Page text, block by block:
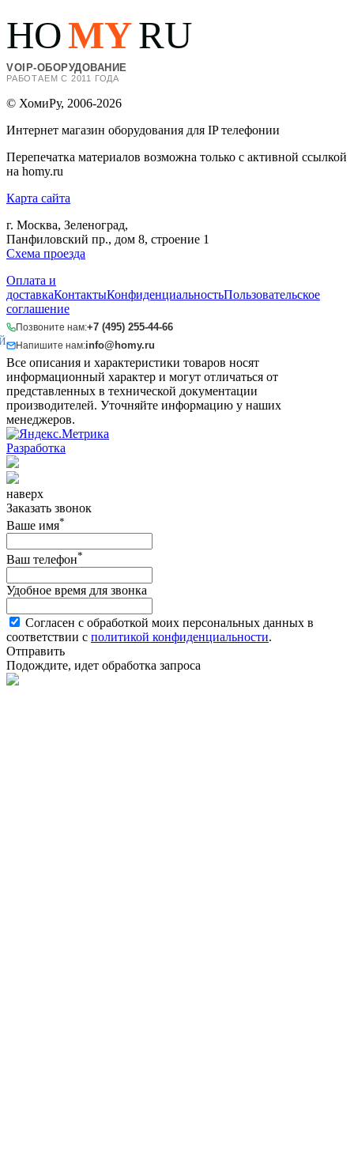
HOMYRU
VOIP-ОБОРУДОВАНИЕ
РАБОТАЕМ С 2011 ГОДА
© ХомиРу, 2006-2026
Интернет магазин оборудования для IP телефонии
Перепечатка материалов возможна только с активной ссылкой
на homy.ru
Карта сайта
г. Москва, Зеленоград,
Панфиловский пр., дом 8, строение 1
Схема проезда
Оплата и
доставкаКонтактыКонфиденциальностьПользовательское
соглашение
Позвоните нам:+7 (495) 255-44-66
Напишите нам:info@homy.ru
Все описания и характеристики товаров носят
информационный характер и могут отличаться от
представленных в технической документации
производителей. Уточняйте информацию у наших
менеджеров.
Разработка
наверх
Заказать звонок
Ваше имя*
Ваш телефон*
Удобное время для звонка
Согласен с обработкой моих персональных данных в
соответствии с политикой конфиденциальности.
Отправить
Подождите, идет обработка запроса